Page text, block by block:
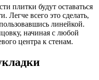
плитки будут оставаться
Легче всего это сделать,
линейкой.
начиная с любой
центра к стенам.